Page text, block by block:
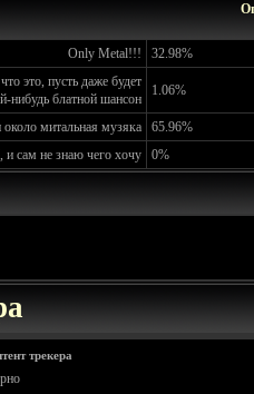
Only Metal!!!
32.98%
это, пусть даже будет
нибудь блатной шансон
1.06%
митальная музяка
65.96%
сам не знаю чего хочу
0%
трекера